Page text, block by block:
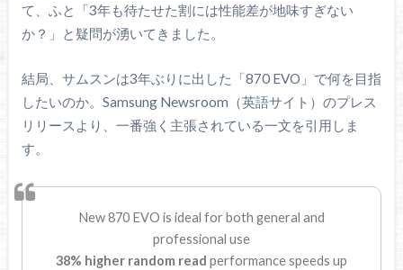
て、ふと「3年も待たせた割には性能差が地味すぎない
か？」と疑問が湧いてきました。
結局、サムスンは3年ぶりに出した「870 EVO」で何を目指
したいのか。Samsung Newsroom（英語サイト）のプレス
リリースより、一番強く主張されている一文を引用しま
す。
New 870 EVO is ideal for both general and
professional use
38% higher random read performance speeds up